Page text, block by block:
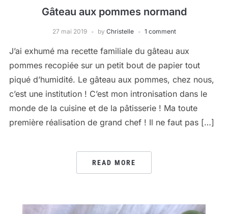
Gâteau aux pommes normand
27 mai 2019 by Christelle 1 comment
J’ai exhumé ma recette familiale du gâteau aux
pommes recopiée sur un petit bout de papier tout
piqué d’humidité. Le gâteau aux pommes, chez nous,
c’est une institution ! C’est mon intronisation dans le
monde de la cuisine et de la pâtisserie ! Ma toute
première réalisation de grand chef ! Il ne faut pas […]
READ MORE